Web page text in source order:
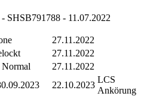
SHSB791788 - 11.07.2022
27.11.2022
27.11.2022
27.11.2022
22.10.2023
LCS
Ankörung